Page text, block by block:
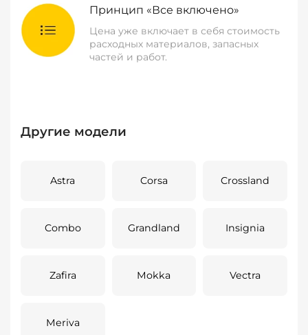
Принцип «Все включено»
Цена уже включает в себя стоимость
расходных материалов, запасных
частей и работ.
Другие модели
Astra Corsa Crossland
Combo Grandland Insignia
Zafira Mokka Vectra
Meriva